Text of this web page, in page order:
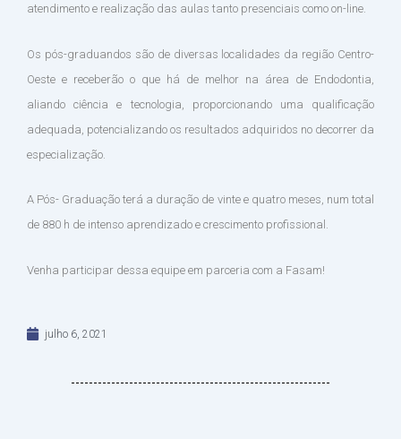
atendimento e realização das aulas tanto presenciais como on-line.
Os pós-graduandos são de diversas localidades da região Centro-
Oeste e receberão o que há de melhor na área de Endodontia,
aliando ciência e tecnologia, proporcionando uma qualificação
adequada, potencializando os resultados adquiridos no decorrer da
especialização.
A Pós- Graduação terá a duração de vinte e quatro meses, num total
de 880 h de intenso aprendizado e crescimento profissional.
Venha participar dessa equipe em parceria com a Fasam!
julho 6, 2021